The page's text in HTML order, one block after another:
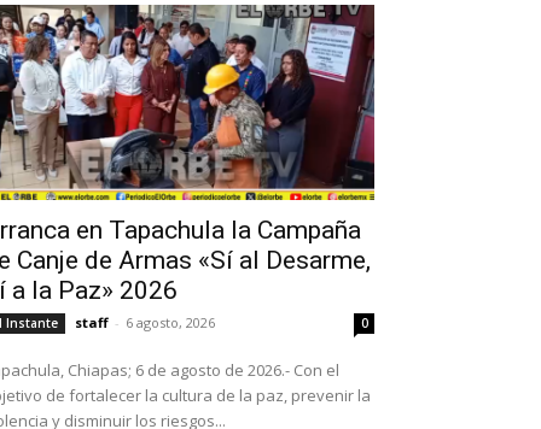
en Tapachula la Campaña
Canje de Armas «Sí al Desarme,
a la Paz» 2026
Instante staff - 6 agosto, 2026 0
Chiapas; 6 de agosto de 2026.- Con el
de fortalecer la cultura de la paz, prevenir la
y disminuir los riesgos...